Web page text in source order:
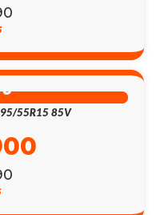
55R15 85V